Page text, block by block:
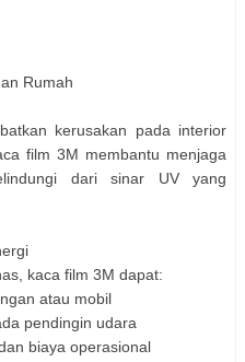
Rumah
kerusakan pada interior
film 3M membantu menjaga
dari sinar UV yang
kaca film 3M dapat:
atau mobil
pendingin udara
biaya operasional